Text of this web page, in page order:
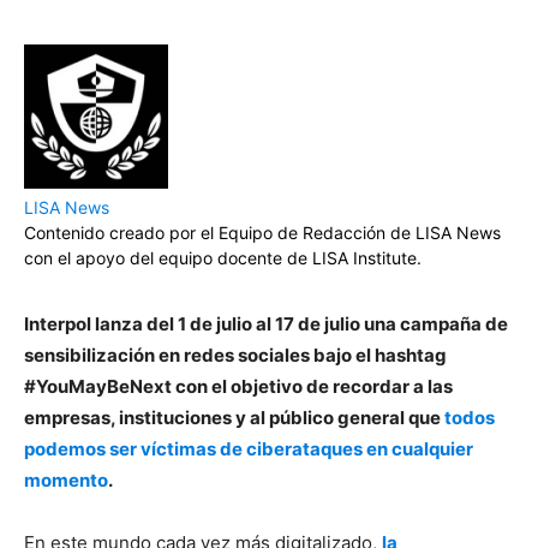
LISA News
Contenido creado por el Equipo de Redacción de LISA News
con el apoyo del equipo docente de LISA Institute.
Interpol lanza del 1 de julio al 17 de julio una campaña de
sensibilización en redes sociales bajo el hashtag
#YouMayBeNext con el objetivo de recordar a las
empresas, instituciones y al público general quetodos
podemos ser víctimas de ciberataques en cualquier
momento.
En este mundo cada vez más digitalizado, la